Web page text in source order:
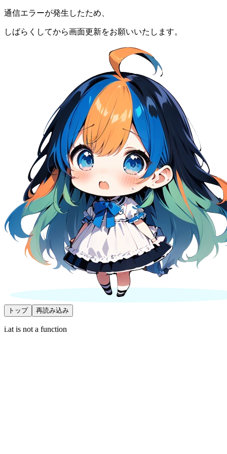
通信エラーが発生したため、
しばらくしてから画面更新をお願いいたします。
トップ 再読み込み
i.at is not a function